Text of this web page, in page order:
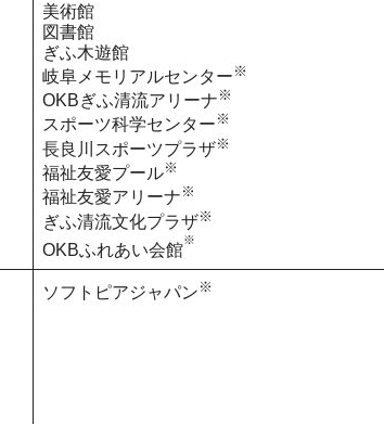
美術館
図書館
ぎふ木遊館
岐阜メモリアルセンター ※
OKBぎふ清流アリーナ ※
スポーツ科学センター ※
長良川スポーツプラザ※
福祉友愛プール※
福祉友愛アリーナ ※
ぎふ清流文化プラザ※
OKBふれあい会館
※
ソフトピアジャパン ※